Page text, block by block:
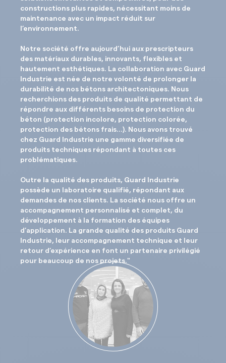
constructions plus rapides, nécessitant moins de
maintenance avec un impact réduit sur
l’environnement.
Notre société offre aujourd’hui aux prescripteurs
des matériaux durables, innovants, flexibles et
hautement esthétiques. La collaboration avec Guard
Industrie est née de notre volonté de prolonger la
durabilité de nos bétons architectoniques. Nous
recherchions des produits de qualité permettant de
répondre aux différents besoins de protection du
béton (protection incolore, protection colorée,
protection des bétons frais...). Nous avons trouvé
chez Guard Industrie une gamme diversifiée de
produits techniques répondant à toutes ces
problématiques.
Outre la qualité des produits, Guard Industrie
possède un laboratoire qualifié, répondant aux
demandes de nos clients. La société nous offre un
accompagnement personnalisé et complet, du
développement à la formation des équipes
d’application. La grande qualité des produits Guard
Industrie, leur accompagnement technique et leur
retour d’expérience en font un partenaire privilégié
pour beaucoup de nos projets."